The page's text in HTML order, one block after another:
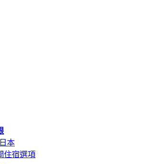
日本
住宿選項